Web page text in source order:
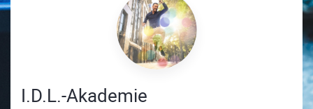
I.D.L.-Akademie